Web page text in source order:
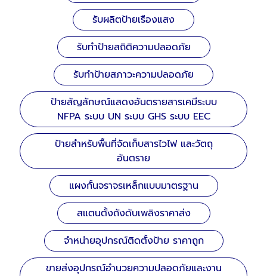
รับผลิตป้ายเรืองแสง
รับทำป้ายสถิติความปลอดภัย
รับทำป้ายสภาวะความปลอดภัย
ป้ายสัญลักษณ์แสดงอันตรายสารเคมีระบบ
NFPA ระบบ UN ระบบ GHS ระบบ EEC
ป้ายสำหรับพื้นที่จัดเก็บสารไวไฟ และวัตถุ
อันตราย
แผงกั้นจราจรเหล็กแบบมาตรฐาน
สแตนตั้งถังดับเพลิงราคาส่ง
จำหน่ายอุปกรณ์ติดตั้งป้าย ราคาถูก
ขายส่งอุปกรณ์อำนวยความปลอดภัยและงาน